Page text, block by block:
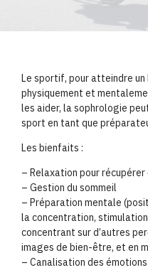
Le sportif, pour atteindre
physiquement et
les aider, la sophrologie
sport en tant que
Les bienfaits :
– Relaxation pour
– Gestion du sommeil
– Préparation mentale
la concentration,
concentrant sur d’autres
images de bien-être, et en
– Canalisation des